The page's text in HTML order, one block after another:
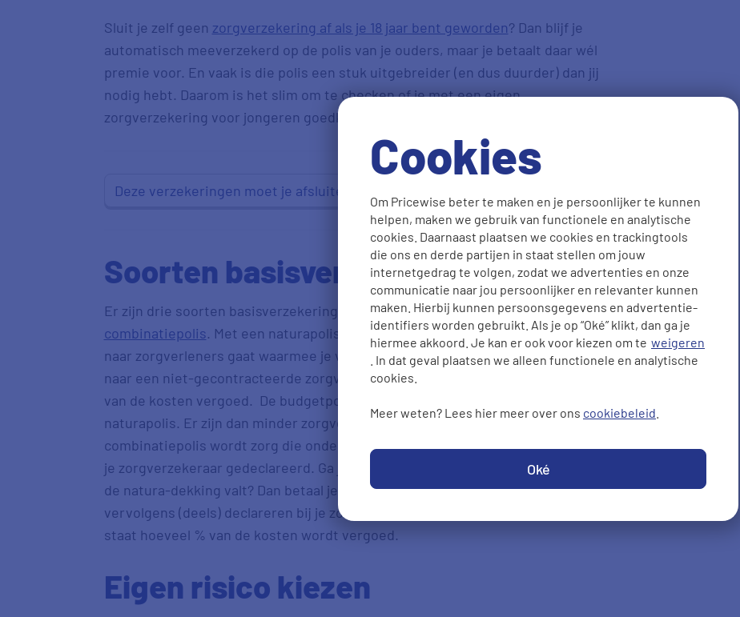
Cookies
Om Pricewise beter te maken en je persoonlijker te kunnen
helpen, maken we gebruik van functionele en analytische
cookies. Daarnaast plaatsen we cookies en trackingtools
die ons en derde partijen in staat stellen om jouw
internetgedrag te volgen, zodat we advertenties en onze
communicatie naar jou persoonlijker en relevanter kunnen
maken. Hierbij kunnen persoonsgegevens en advertentie-
identifiers worden gebruikt. Als je op “Oké” klikt, dan ga je
hiermee akkoord. Je kan er ook voor kiezen om te weigeren
. In dat geval plaatsen we alleen functionele en analytische
cookies.
Meer weten? Lees hier meer over ons cookiebeleid
Oké
Sluit je zelf geen zorgverzekering af als je 18 jaar bent geworden? Dan blijf je
automatisch meeverzekerd op de polis van je ouders, maar je betaalt daar wél
premie voor. En vaak is die polis een stuk uitgebreider (en dus duurder) dan jij
nodig hebt. Daarom is het slim om te checken of je met een eigen
zorgverzekering voor jongeren goedkoper uit bent.
Deze verzekeringen moet je afsluiten als je 18 bent
Soorten basisverzekeringen
Er zijn drie soorten basisverzekeringen: denaturapolis , debudgetpolisen de
combinatiepolis. Met een naturapolis krijg je een volledige vergoeding als je
naar zorgverleners gaat waarmee je verzekeraar een contract heeft. Ga je
naar een niet-gecontracteerde zorgverlener? Dan wordt meestal 65% tot 80%
van de kosten vergoed. De budgetpolis is een ‘light’ versie van de
naturapolis. Er zijn dan minder zorgverleners waar je naartoe kunt. Bij een
combinatiepolis wordt zorg die onder de natura-dekking valt, rechtstreeks bij
je zorgverzekeraar gedeclareerd. Ga je naar een zorgverlener die niet onder
de natura-dekking valt? Dan betaal je de rekening eerst zelf. Deze kun je
vervolgens (deels) declareren bij je zorgverzekeraar. In je polisvoorwaarden
staat hoeveel % van de kosten wordt vergoed.
Eigen risico kiezen